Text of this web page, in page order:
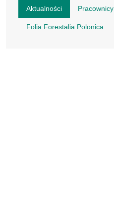
Aktualności Pracownicy
Folia Forestalia Polonica